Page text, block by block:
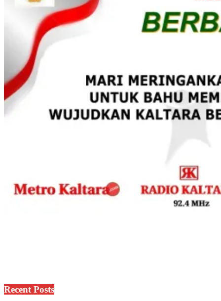
Recent Posts